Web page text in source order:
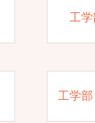
工
工学